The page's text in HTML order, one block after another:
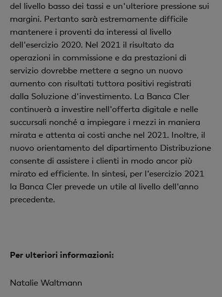
del livello basso dei tassi e un'ulteriore pressione sui
margini. Pertanto sarà estremamente difficile
mantenere i proventi da interessi al livello
dell'esercizio 2020. Nel 2021 il risultato da
operazioni in commissione e da prestazioni di
servizio dovrebbe mettere a segno un nuovo
aumento con risultati tuttora positivi registrati
dalla Soluzione d'investimento. La Banca Cler
continuerà a investire nell'offerta digitale e nelle
succursali nonché a impiegare i mezzi in maniera
mirata e attenta ai costi anche nel 2021. Inoltre, il
nuovo orientamento del dipartimento Distribuzione
consente di assistere i clienti in modo ancor più
mirato ed efficiente. In sintesi, per l'esercizio 2021
la Banca Cler prevede un utile al livello dell'anno
precedente.
Per ulteriori informazioni:
Natalie Waltmann